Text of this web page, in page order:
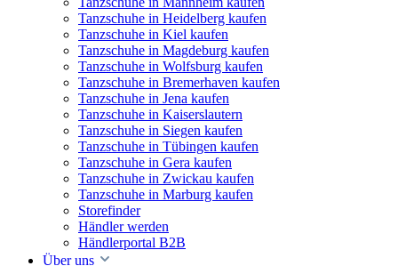
Tanzschuhe in Heidelberg kaufen
Tanzschuhe in Kiel kaufen
Tanzschuhe in Magdeburg kaufen
Tanzschuhe in Wolfsburg kaufen
Tanzschuhe in Bremerhaven kaufen
Tanzschuhe in Jena kaufen
Tanzschuhe in Kaiserslautern
Tanzschuhe in Siegen kaufen
Tanzschuhe in Tübingen kaufen
Tanzschuhe in Gera kaufen
Tanzschuhe in Zwickau kaufen
Tanzschuhe in Marburg kaufen
Storefinder
Händler werden
Händlerportal B2B
Über uns